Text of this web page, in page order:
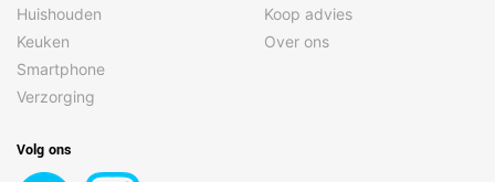
Huishouden
Keuken
Smartphone
Verzorging
Koop advies
Over ons
Volg ons